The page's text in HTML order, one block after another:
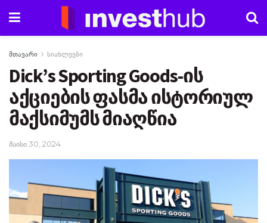
მთავარი სიახლეები
Dick’s Sporting Goods-ის
აქციების ფასმა ისტორიულ
მაქსიმუმს მიაღწია
მაისი 30, 2024